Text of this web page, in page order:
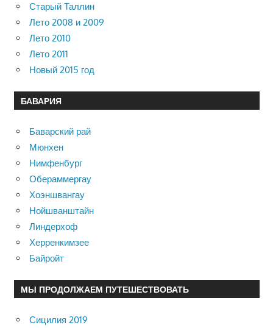
Старый Таллин
Лето 2008 и 2009
Лето 2010
Лето 2011
Новый 2015 год
БАВАРИЯ
Баварский рай
Мюнхен
Нимфенбург
Обераммергау
Хоэншвангау
Нойшванштайн
Линдерхоф
Херренкимзее
Байройт
МЫ ПРОДОЛЖАЕМ ПУТЕШЕСТВОВАТЬ
Сицилия 2019